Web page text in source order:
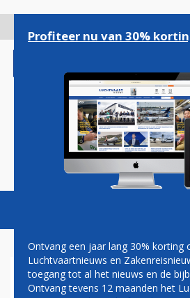
gaan
Magazine Podcasts
RUSLAND GEEN
Profiteer nu van 30%
Ontvang een jaar lang 30% korting
Luchtvaartnieuws en
toegang tot al het nieuws en de
Ontvang tevens 12 maanden het